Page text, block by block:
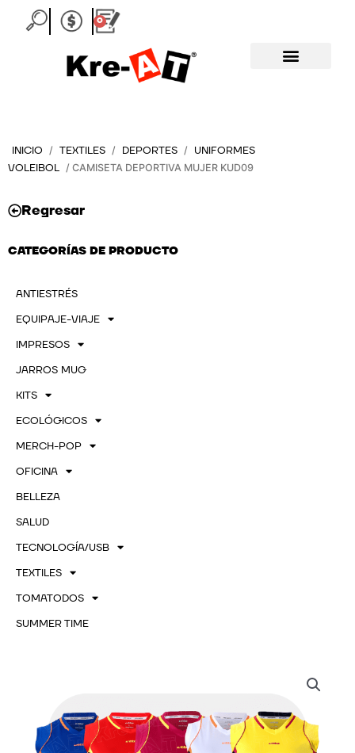
0
Carrito
INICIO / TEXTILES / DEPORTES /
UNIFORMES
VOLEIBOL / CAMISETA DEPORTIVA MUJER KUD09
Regresar
CATEGORÍAS DE PRODUCTO
ANTIESTRÉS
EQUIPAJE-VIAJE
IMPRESOS
JARROS MUG
KITS
ECOLÓGICOS
MERCH-POP
OFICINA
BELLEZA
SALUD
TECNOLOGÍA/USB
TEXTILES
TOMATODOS
SUMMER TIME